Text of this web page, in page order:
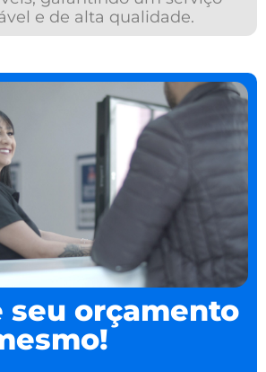
e de alta qualidade.
seu orçamento